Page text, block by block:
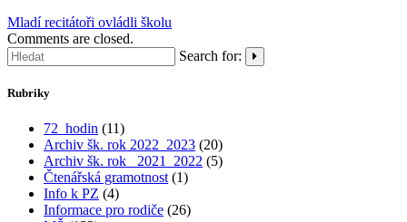
Mladí recitátoři ovládli školu
Comments are closed.
Search for:
Rubriky
72_hodin (11)
Archiv šk. rok 2022_2023 (20)
Archiv šk. rok_ 2021_2022 (5)
Čtenářská gramotnost (1)
Info k PZ (4)
Informace pro rodiče (26)